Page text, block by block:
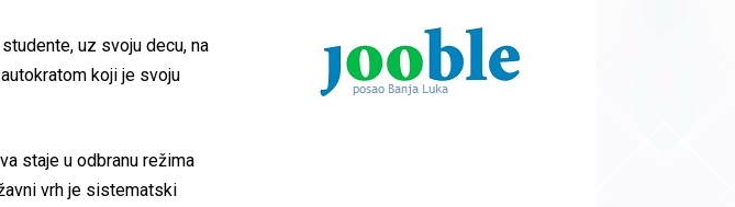
uz svoju decu, na
koji je svoju
staje u odbranu režima
vrh je sistematski